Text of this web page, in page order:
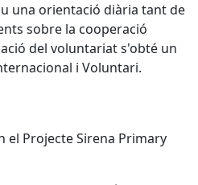
una orientació diària tant de
sobre la cooperació
del voluntariat s'obté un
i Voluntari.
Projecte Sirena Primary